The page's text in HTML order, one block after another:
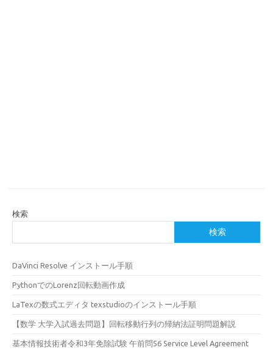
検索
検索
DaVinci Resolve インストール手順
PythonでのLorenz回転動画作成
LaTexの数式エディタ texstudioのインストール手順
【数学 大学入試過去問題】回転移動行列の帰納法証明問題解説
基本情報技術者令和3年免除試験 午前問56 Service Level Agreement